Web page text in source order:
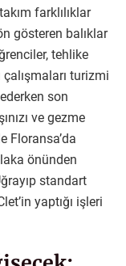
farklılıklar
gösteren balıklar
tehlike
turizmi
son
ve gezme
Floransa’da
önünden
standart
yaptığı işleri